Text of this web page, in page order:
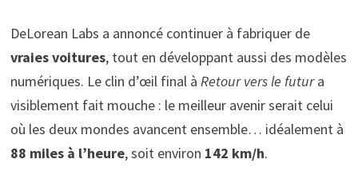
DeLorean Labs a annoncé continuer à fabriquer de
vraies voitures, tout en développant aussi des modèles
numériques. Le clin d’œil final à Retour vers le futura
visiblement fait mouche : le meilleur avenir serait celui
où les deux mondes avancent ensemble… idéalement à
88 miles à l’heure, soit environ 142 km/h.